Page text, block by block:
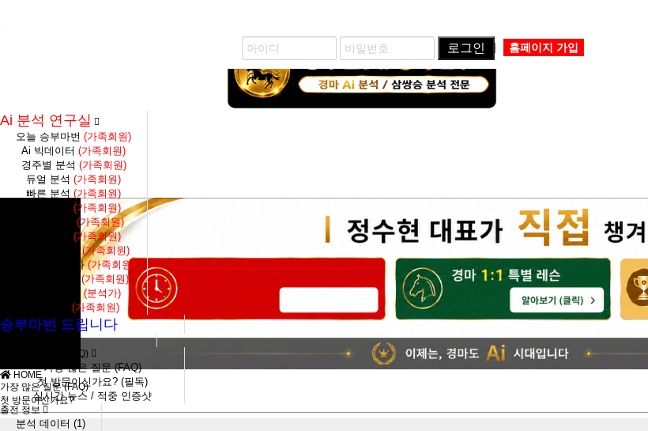
로그인 홈페이지 가입
Ai 분석 연구실
오늘 승부마번(가족회원)
Ai 빅데이터(가족회원)
경주별 분석 (가족회원)
듀얼 분석(가족회원)
빠른 분석(가족회원)
축마 분석(가족회원)
(가족회원)
토탈 분석(가족회원)
당일종합결과(가족회원)
대전수종합결과(가족회원)
S1F종합결과(가족회원)
대전수 분석(분석가)
단통분석(가족회원)
승부마번 드립니다
가장 많은 질문 (FAQ)
가장 많은 질문 (FAQ)
첫 방문이신가요? (필독)
실시간 뉴스 / 적중 인증샷
출전 정보
분석 데이터 (1)
HOME
가장 많은 질문 (FAQ)
첫 방문이신가요?